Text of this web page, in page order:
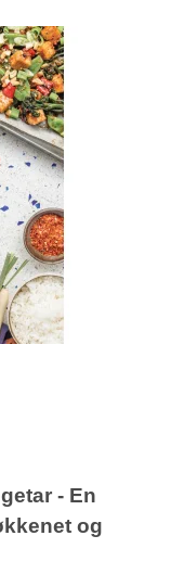
- En
og